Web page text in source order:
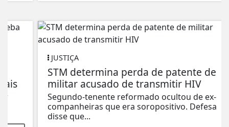
JUSTIÇA
STM determina perda de patente de
militar acusado de transmitir HIV
Segundo-tenente reformado ocultou de ex-
companheiras que era soropositivo. Defesa
disse que...